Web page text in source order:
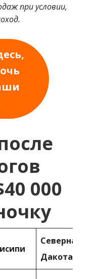
при условии,
000
Северная
Дакота